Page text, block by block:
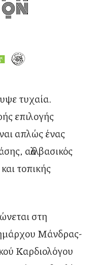
τυχαία.
επιλογής
απλώς ένας
αλλά βασικός
τοπικής
στη
Μάνδρας-
Καρδιολόγου